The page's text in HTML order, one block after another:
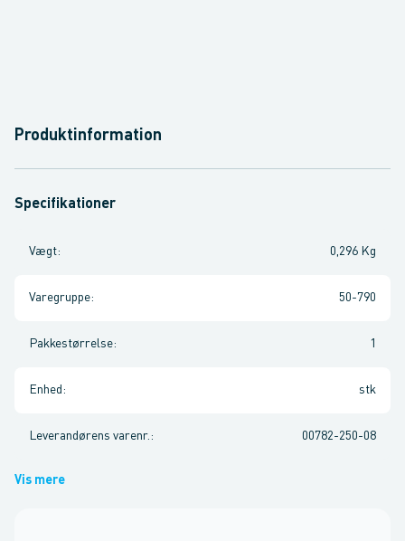
Produktinformation
Specifikationer
Vægt: 0,296 Kg
Varegruppe: 50-790
Pakkestørrelse: 1
Enhed : stk
Leverandørens varenr. : 00782-250-08
Vis mere